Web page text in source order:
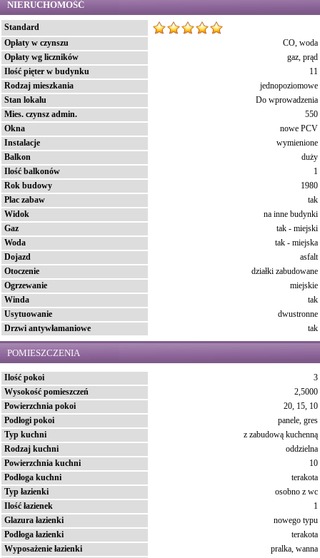
NIERUCHOMOŚĆ
Standard
Opłaty w czynszu
CO, woda
Opłaty wg liczników
gaz, prąd
Ilość pięter w budynku
11
Rodzaj mieszkania
jednopoziomowe
Stan lokalu
Do wprowadzenia
Mies. czynsz admin.
550
Okna
nowe PCV
Instalacje
wymienione
Balkon
duży
Ilość balkonów
1
Rok budowy
1980
Plac zabaw
tak
Widok
na inne budynki
Gaz
tak - miejski
Woda
tak - miejska
Dojazd
asfalt
Otoczenie
działki zabudowane
Ogrzewanie
miejskie
Winda
tak
Usytuowanie
dwustronne
Drzwi antywłamaniowe
tak
POMIESZCZENIA
Ilość pokoi
3
Wysokość pomieszczeń
2,5000
Powierzchnia pokoi
20, 15, 10
Podłogi pokoi
panele, gres
Typ kuchni
z zabudową kuchenną
Rodzaj kuchni
oddzielna
Powierzchnia kuchni
10
Podłoga kuchni
terakota
Typ łazienki
osobno z wc
Ilość łazienek
1
Glazura łazienki
nowego typu
Podłoga łazienki
terakota
Wyposażenie łazienki
pralka, wanna